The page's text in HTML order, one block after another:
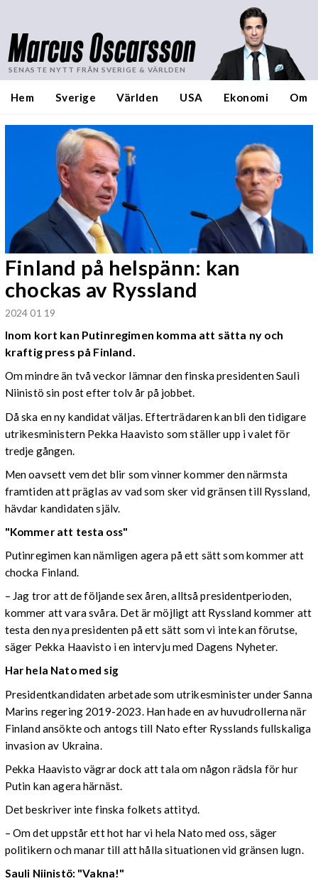
Marcus Oscarsson
SENASTE NYTT FRÅN SVERIGE & VÄRLDEN
Hem Sverige Världen USA Ekonomi Om
Finland på helspänn: kan
chockas av Ryssland
2024 01 19
Inom kort kan Putinregimen komma att sätta ny och
kraftig press på Finland.
Om mindre än två veckor lämnar den finska presidenten Sauli
Niinistö sin post efter tolv år på jobbet.
Då ska en ny kandidat väljas. Efterträdaren kan bli den tidigare
utrikesministern Pekka Haavisto som ställer upp i valet för
tredje gången.
Men oavsett vem det blir som vinner kommer den närmsta
framtiden att präglas av vad som sker vid gränsen till Ryssland,
hävdar kandidaten själv.
"Kommer att testa oss"
Putinregimen kan nämligen agera på ett sätt som kommer att
chocka Finland.
– Jag tror att de följande sex åren, alltså presidentperioden,
kommer att vara svåra. Det är möjligt att Ryssland kommer att
testa den nya presidenten på ett sätt som vi inte kan förutse,
säger Pekka Haavisto i en intervju med Dagens Nyheter.
Har hela Nato med sig
Presidentkandidaten arbetade som utrikesminister under Sanna
Marins regering 2019-2023. Han hade en av huvudrollerna när
Finland ansökte och antogs till Nato efter Rysslands fullskaliga
invasion av Ukraina.
Pekka Haavisto vägrar dock att tala om någon rädsla för hur
Putin kan agera härnäst.
Det beskriver inte finska folkets attityd.
– Om det uppstår ett hot har vi hela Nato med oss, säger
politikern och manar till att hålla situationen vid gränsen lugn.
Sauli Niinistö: "Vakna!"